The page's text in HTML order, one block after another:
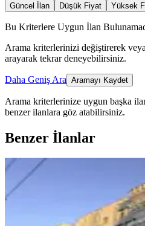
Güncel İlan
Düşük Fiyat Yüksek
Bu Kriterlere Uygun İlan
Arama kriterlerinizi değiştirerek
arayarak tekrar deneyebilirsiniz.
Daha Geniş Ara Aramayı Kaydet
Arama kriterlerinize uygun başka
benzer ilanlara göz atabilirsiniz.
Benzer İlanlar
ÖNE ÇIKAN
Noktam
Haliliye,